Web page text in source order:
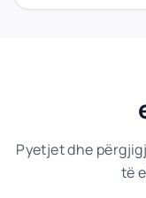
Pyetjet dhe
të